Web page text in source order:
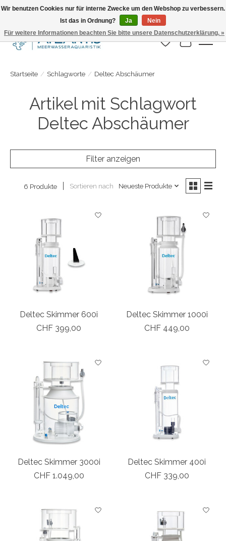
Täglicher Versand. Bestelle bis 15.00 Uhr
Wunschzettel
Ihr
Startseite / Schlagworte / Deltec Abschäumer
Artikel mit Schlagwort
Deltec Abschäumer
Filter anzeigen
6 Produkte Sortieren nach Neueste Produkte
Deltec Skimmer 600i
CHF 399,00
Deltec Skimmer 1000i
CHF 449,00
Deltec Skimmer 3000i
CHF 1.049,00
Deltec Skimmer 400i
CHF 339,00
Wir benutzen Cookies nur für interne Zwecke um den Webshop zu verbessern.
Ist das in Ordnung?
Ja
Nein
Für weitere Informationen beachten Sie bitte unsere Datenschutzerklärung. »